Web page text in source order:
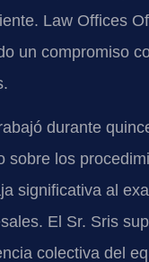
Law Offices
un compromiso
durante
sobre los
significativa al
El Sr. Sris
colectiva del